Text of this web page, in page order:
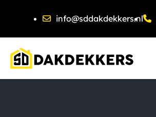
info@sddakdekkers.nl